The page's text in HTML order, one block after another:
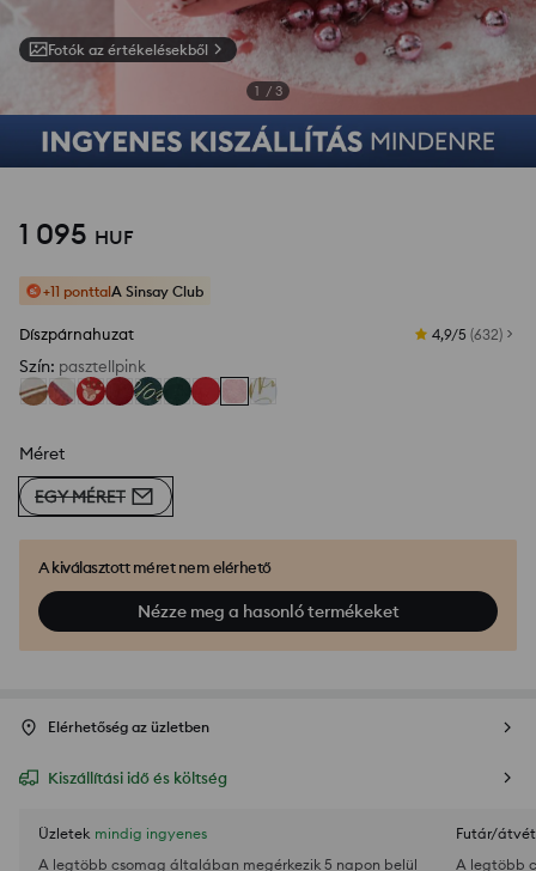
Fotók az értékelésekből
1 / 3
1 095 HUF
+11 ponttalA Sinsay Club
Díszpárnahuzat 4,9/5 (632)
Szín: pasztellpink
Méret
EGY MÉRET
A kiválasztott méret nem elérhető
Nézze meg a hasonló termékeket
Elérhetőség az üzletben
Kiszállítási idő és költség
Üzletek mindig ingyenes
A legtöbb csomag általában megérkezik 5 napon belül
Futár/
A legtöbb